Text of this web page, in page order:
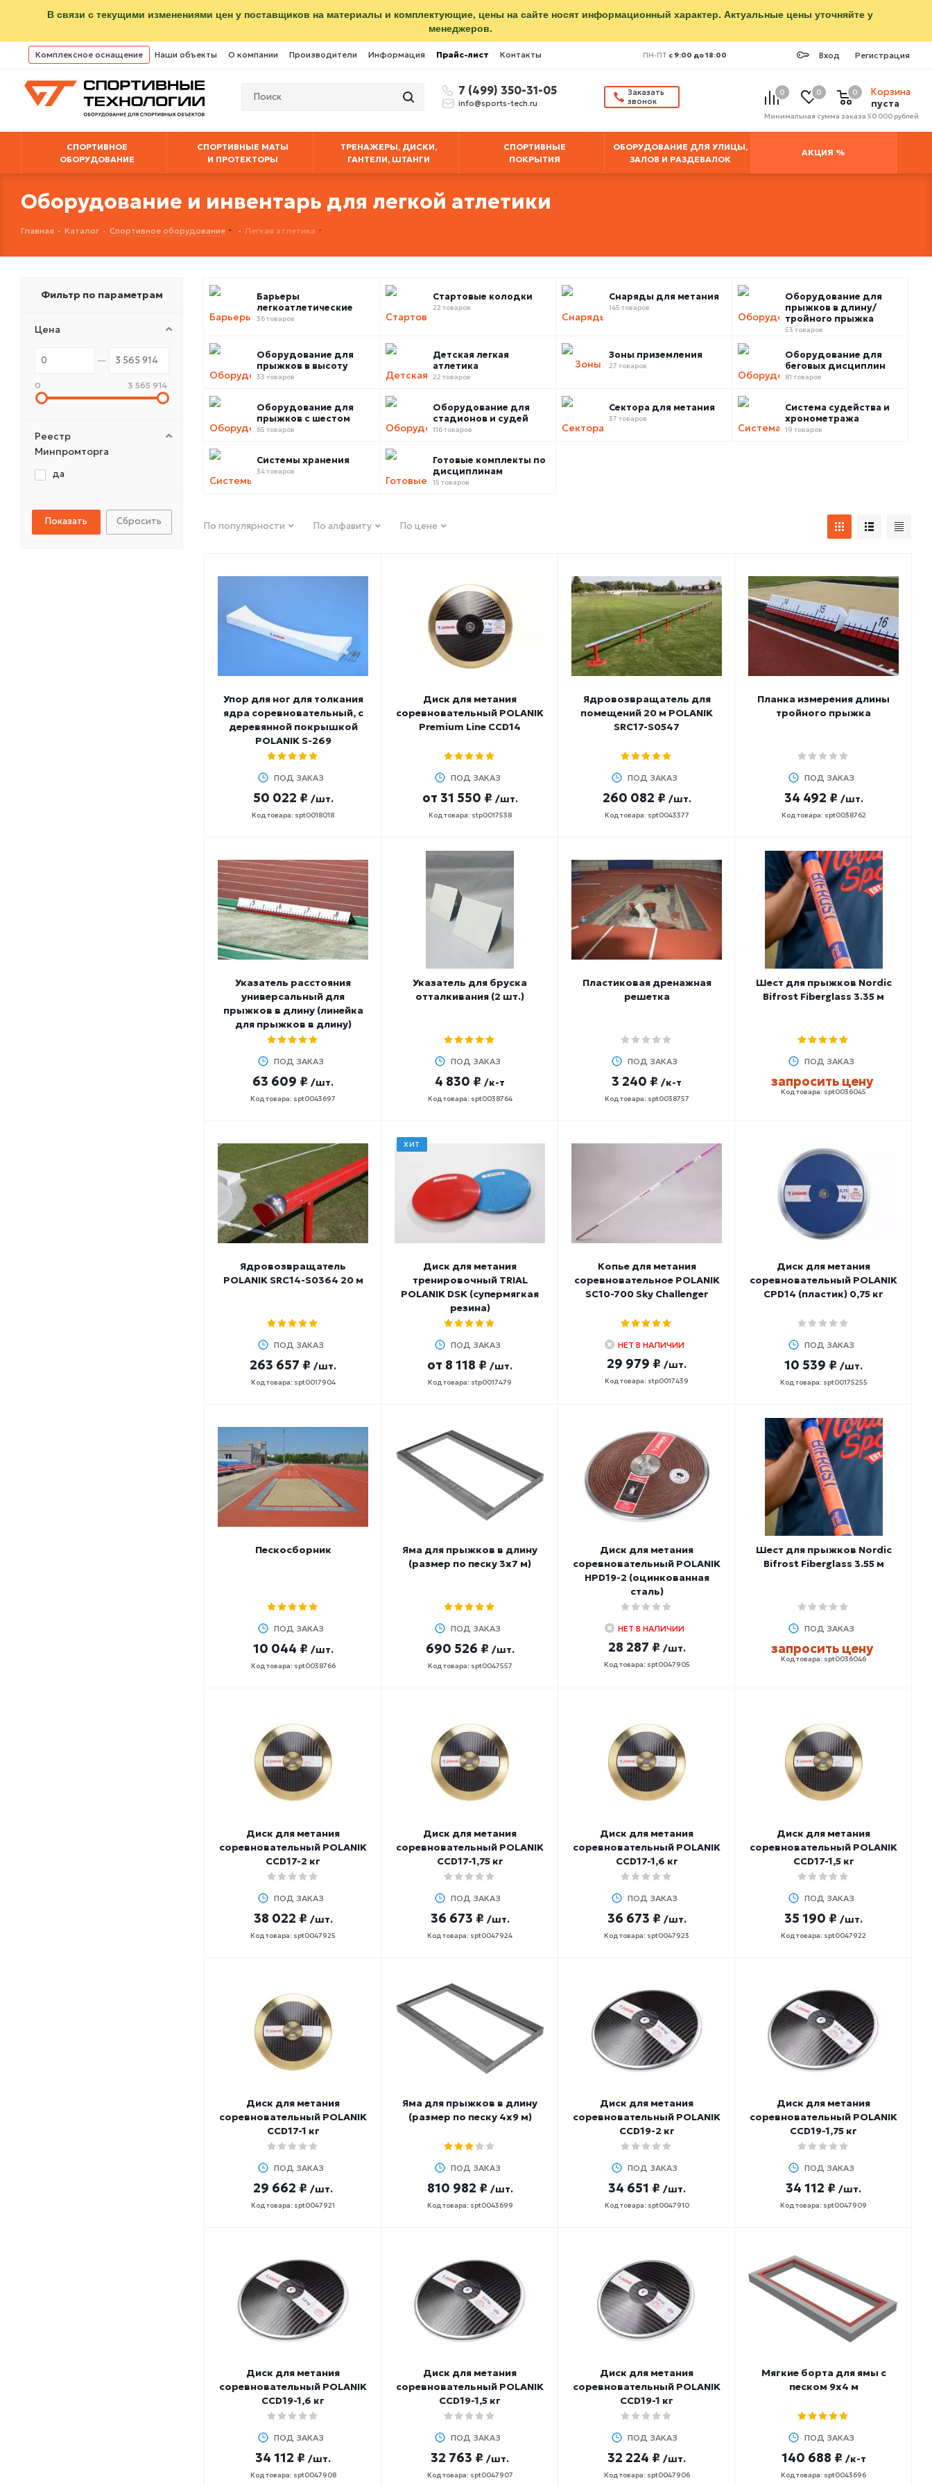
В связи с текущими изменениями цен у поставщиков на материалы и комплектующие, цены на сайте носят информационный характер. Актуальные цены уточняйте у
менеджеров.
Комплексное оснащение Наши объекты О компании Производители Информация Прайс-лист Контакты Вход Регистрация
ПН-ПТ с 9:00 до 18:00
7 (499) 350-31-05
info@sports-tech.ru
Заказать
звонок
0 0
Корзина
пуста
0
Минимальная сумма заказа 50 000 рублей
СПОРТИВНОЕ
ОБОРУДОВАНИЕ
СПОРТИВНЫЕ МАТЫ
И ПРОТЕКТОРЫ
ТРЕНАЖЕРЫ, ДИСКИ,
ГАНТЕЛИ, ШТАНГИ
СПОРТИВНЫЕ
ПОКРЫТИЯ
ОБОРУДОВАНИЕ ДЛЯ УЛИЦЫ,
ЗАЛОВ И РАЗДЕВАЛОК
АКЦИЯ %
Оборудование и инвентарь для легкой атлетики
Главная - Каталог - Спортивное оборудование - Легкая атлетика
Барьеры
легкоатлетические
36 товаров
Стартовые колодки
22 товаров
Снаряды для метания
145 товаров
Оборудование для
прыжков в длину/
тройного прыжка
53 товаров
Оборудование для
прыжков в высоту
33 товаров
Детская легкая
атлетика
22 товаров
Зоны приземления
27 товаров
Оборудование для
беговых дисциплин
81 товаров
Оборудование для
прыжков с шестом
65 товаров
Оборудование для
стадионов и судей
116 товаров
Сектора для метания
37 товаров
Система судейства и
хронометража
19 товаров
Системы хранения
34 товаров
Готовые комплекты по
дисциплинам
15 товаров
По популярности По алфавиту По цене
Упор для ног для толкания
ядра соревновательный, с
деревянной покрышкой
POLANIK S-269
ПОД ЗАКАЗ
50 022 ₽ /шт.
Код товара: spt0018018
Диск для метания
соревновательный POLANIK
Premium Line CCD14
ПОД ЗАКАЗ
от 31 550 ₽ /шт.
Код товара: stp0017538
Ядровозвращатель для
помещений 20 м POLANIK
SRC17-S0547
ПОД ЗАКАЗ
260 082 ₽ /шт.
Код товара: spt0043377
Планка измерения длины
тройного прыжка
ПОД ЗАКАЗ
34 492 ₽ /шт.
Код товара: spt0038762
Указатель расстояния
универсальный для
прыжков в длину (линейка
для прыжков в длину)
ПОД ЗАКАЗ
63 609 ₽ /шт.
Код товара: spt0043697
Указатель для бруска
отталкивания (2 шт.)
ПОД ЗАКАЗ
4 830 ₽ /к-т
Код товара: spt0038764
Пластиковая дренажная
решетка
ПОД ЗАКАЗ
3 240 ₽ /к-т
Код товара: spt0038757
Шест для прыжков Nordic
Bifrost Fiberglass 3.35 м
ПОД ЗАКАЗ
запросить цену
Код товара: spt0036045
Ядровозвращатель
POLANIK SRC14-S0364 20 м
ПОД ЗАКАЗ
263 657 ₽ /шт.
Код товара: spt0017904
ХИТ
Диск для метания
тренировочный TRIAL
POLANIK DSK (супермягкая
резина)
ПОД ЗАКАЗ
от 8 118 ₽ /шт.
Код товара: stp0017479
Копье для метания
соревновательное POLANIK
SC10-700 Sky Challenger
НЕТ В НАЛИЧИИ
29 979 ₽ /шт.
Код товара: stp0017439
Диск для метания
соревновательный POLANIK
CPD14 (пластик) 0,75 кг
ПОД ЗАКАЗ
10 539 ₽ /шт.
Код товара: spt00175255
Пескосборник
ПОД ЗАКАЗ
10 044 ₽ /шт.
Код товара: spt0038766
Яма для прыжков в длину
(размер по песку 3х7 м)
ПОД ЗАКАЗ
690 526 ₽ /шт.
Код товара: spt0047557
Диск для метания
соревновательный POLANIK
HPD19-2 (оцинкованная
сталь)
НЕТ В НАЛИЧИИ
28 287 ₽ /шт.
Код товара: spt0047905
Шест для прыжков Nordic
Bifrost Fiberglass 3.55 м
ПОД ЗАКАЗ
запросить цену
Код товара: spt0036046
Диск для метания
соревновательный POLANIK
CCD17-2 кг
ПОД ЗАКАЗ
38 022 ₽ /шт.
Код товара: spt0047925
Диск для метания
соревновательный POLANIK
CCD17-1,75 кг
ПОД ЗАКАЗ
36 673 ₽ /шт.
Код товара: spt0047924
Диск для метания
соревновательный POLANIK
CCD17-1,6 кг
ПОД ЗАКАЗ
36 673 ₽ /шт.
Код товара: spt0047923
Диск для метания
соревновательный POLANIK
CCD17-1,5 кг
ПОД ЗАКАЗ
35 190 ₽ /шт.
Код товара: spt0047922
Диск для метания
соревновательный POLANIK
CCD17-1 кг
ПОД ЗАКАЗ
29 662 ₽ /шт.
Код товара: spt0047921
Яма для прыжков в длину
(размер по песку 4х9 м)
ПОД ЗАКАЗ
810 982 ₽ /шт.
Код товара: spt0043699
Диск для метания
соревновательный POLANIK
CCD19-2 кг
ПОД ЗАКАЗ
34 651 ₽ /шт.
Код товара: spt0047910
Диск для метания
соревновательный POLANIK
CCD19-1,75 кг
ПОД ЗАКАЗ
34 112 ₽ /шт.
Код товара: spt0047909
Диск для метания
соревновательный POLANIK
CCD19-1,6 кг
ПОД ЗАКАЗ
34 112 ₽ /шт.
Код товара: spt0047908
Диск для метания
соревновательный POLANIK
CCD19-1,5 кг
ПОД ЗАКАЗ
32 763 ₽ /шт.
Код товара: spt0047907
Диск для метания
соревновательный POLANIK
CCD19-1 кг
ПОД ЗАКАЗ
32 224 ₽ /шт.
Код товара: spt0047906
Мягкие борта для ямы с
песком 9х4 м
ПОД ЗАКАЗ
140 688 ₽ /к-т
Код товара: spt0043696
Фильтр по параметрам
Цена
0 3 565 914
Реестр
Минпромторга
да
Сбросить